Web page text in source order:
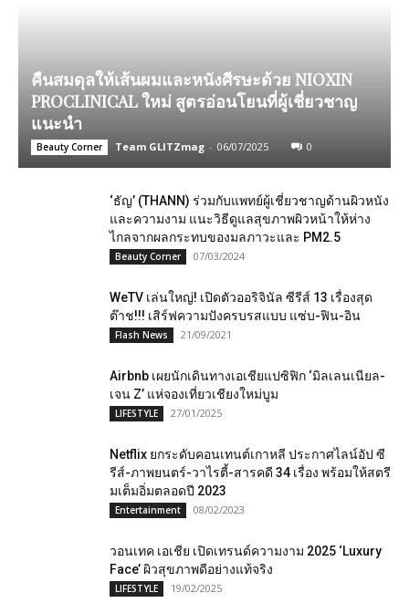
คืนสมดุลให้เส้นผมและหนังศีรษะด้วย NIOXIN
PROCLINICAL ใหม่ สูตรอ่อนโยนที่ผู้เชี่ยวชาญ
แนะนำ
Beauty Corner Team GLITZmag - 06/07/2025 0
‘ธัญ’ (THANN) ร่วมกับแพทย์ผู้เชี่ยวชาญด้านผิวหนัง
และความงาม แนะวิธีดูแลสุขภาพผิวหน้าให้ห่าง
ไกลจากผลกระทบของมลภาวะและ PM2.5
Beauty Corner 07/03/2024
WeTV เล่นใหญ่! เปิดตัวออริจินัล ซีรีส์ 13 เรื่องสุด
ต๊าช!!! เสิร์ฟความปังครบรสแบบ แซ่บ-ฟิน-อิน
Flash News 21/09/2021
Airbnb เผยนักเดินทางเอเชียแปซิฟิก ‘มิลเลนเนียล-
เจน Z’ แห่จองเที่ยวเชียงใหม่บูม
LIFESTYLE 27/01/2025
Netflix ยกระดับคอนเทนต์เกาหลี ประกาศไลน์อัป ซี
รีส์-ภาพยนตร์-วาไรตี้-สารคดี 34 เรื่อง พร้อมให้สตรี
มเต็มอิ่มตลอดปี 2023
Entertainment 08/02/2023
วอนเทค เอเชีย เปิดเทรนด์ความงาม 2025 ‘Luxury
Face’ ผิวสุขภาพดีอย่างแท้จริง
LIFESTYLE 19/02/2025